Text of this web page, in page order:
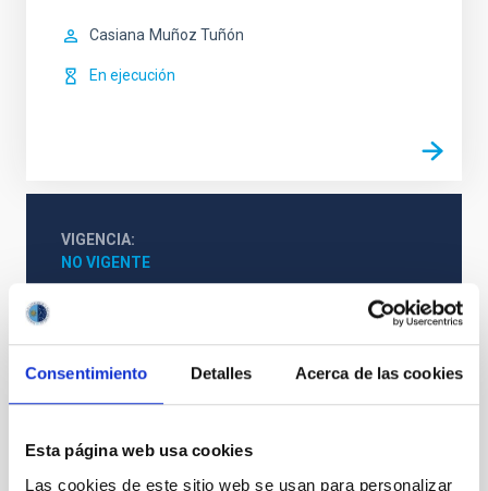
Consentimiento Detalles Acerca de las cookies
Esta página web usa cookies
Las cookies de este sitio web se usan para personalizar
Casiana Muñoz Tuñón
En ejecución
VIGENCIA
NO VIGENTE
TIPO DE FINANCIACIÓN
PÚBLICA